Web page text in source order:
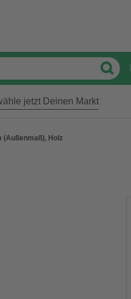
jetzt Deinen Markt
(Außenmaß), Holz